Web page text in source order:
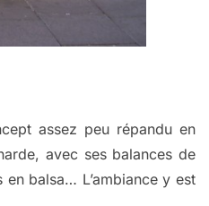
assez peu répandu en
avec ses balances de
balsa… L’ambiance y est